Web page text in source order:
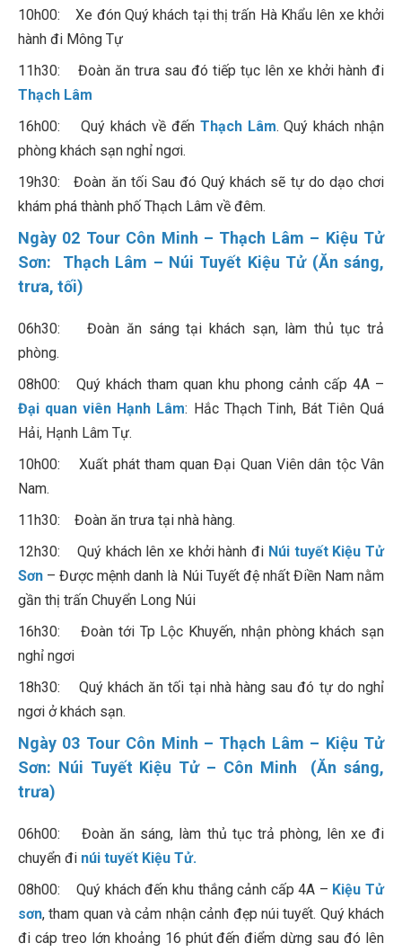
10h00: Xe đón Quý khách tại thị trấn Hà Khẩu lên xe khởi
hành đi Mông Tự
11h30: Đoàn ăn trưa sau đó tiếp tục lên xe khởi hành đi
Thạch Lâm
16h00: Quý khách về đến Thạch Lâm. Quý khách nhận
phòng khách sạn nghỉ ngơi.
19h30: Đoàn ăn tối Sau đó Quý khách sẽ tự do dạo chơi
khám phá thành phố Thạch Lâm về đêm.
Ngày 02 Tour Côn Minh – Thạch Lâm – Kiệu Tử
Sơn: Thạch Lâm – Núi Tuyết Kiệu Tử (Ăn sáng,
trưa, tối)
06h30: Đoàn ăn sáng tại khách sạn, làm thủ tục trả
phòng.
08h00: Quý khách tham quan khu phong cảnh cấp 4A –
Đại quan viên Hạnh Lâm: Hắc Thạch Tinh, Bát Tiên Quá
Hải, Hạnh Lâm Tự.
10h00: Xuất phát tham quan Đại Quan Viên dân tộc Vân
Nam.
11h30: Đoàn ăn trưa tại nhà hàng.
12h30: Quý khách lên xe khởi hành đi Núi tuyết Kiệu Tử
Sơn – Được mệnh danh là Núi Tuyết đệ nhất Điền Nam nằm
gần thị trấn Chuyển Long Núi
16h30: Đoàn tới Tp Lộc Khuyến, nhận phòng khách sạn
nghỉ ngơi
18h30: Quý khách ăn tối tại nhà hàng sau đó tự do nghỉ
ngơi ở khách sạn.
Ngày 03 Tour Côn Minh – Thạch Lâm – Kiệu Tử
Sơn: Núi Tuyết Kiệu Tử – Côn Minh (Ăn sáng,
trưa)
06h00: Đoàn ăn sáng, làm thủ tục trả phòng, lên xe đi
chuyển đi núi tuyết Kiệu Tử.
08h00: Quý khách đến khu thắng cảnh cấp 4A – Kiệu Tử
sơn, tham quan và cảm nhận cảnh đẹp núi tuyết. Quý khách
đi cáp treo lớn khoảng 16 phút đến điểm dừng sau đó lên